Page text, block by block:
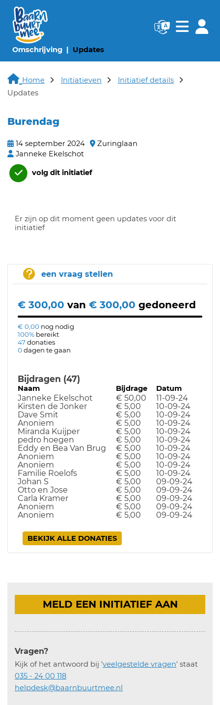
Omschrijving(huidige pagina)
Updates(huidige pagina)
Navigatie
Home Initiatieven
Initiatief details
Updates
Burendag
14 september 2024
Zuringlaan
Janneke Ekelschot
volg dit initiatief
Er zijn op dit moment geen updates voor dit
initiatief
een vraag stellen
€ 300,00 van € 300,00 gedoneerd
€ 0,00 nog nodig
100% bereikt
47donaties
0dagen te gaan
Bijdragen (47)
Naam Bijdrage Datum
Janneke Ekelschot € 50,00
11-09-24
Kirsten de Jonker
€ 5,00
10-09-24
Dave Smit
€ 5,00
10-09-24
Anoniem
€ 5,00
10-09-24
Miranda Kuijper
€ 5,00
10-09-24
pedro hoegen
€ 5,00
10-09-24
Eddy en Bea Van Brug
€ 5,00
10-09-24
Anoniem
€ 5,00
10-09-24
Anoniem
€ 5,00
10-09-24
Familie Roelofs
€ 5,00
10-09-24
Johan S
€ 5,00
09-09-24
Otto en Jose
€ 5,00
09-09-24
Carla Kramer
€ 5,00
09-09-24
Anoniem
€ 5,00
09-09-24
Anoniem
€ 5,00 09-09-24
BEKIJK ALLE DONATIES
MELD EEN INITIATIEF AAN
Vragen?
Kijk of het antwoord bij 'veelgestelde vragen' staat
035 - 24 00 118
helpdesk@baarnbuurtmee.nl